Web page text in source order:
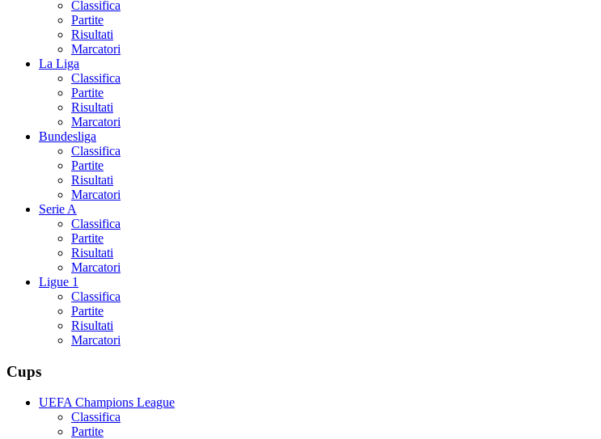
Classifica
Partite
Risultati
Marcatori
La Liga
Classifica
Partite
Risultati
Marcatori
Bundesliga
Classifica
Partite
Risultati
Marcatori
Serie A
Classifica
Partite
Risultati
Marcatori
Ligue 1
Classifica
Partite
Risultati
Marcatori
Cups
UEFA Champions League
Classifica
Partite